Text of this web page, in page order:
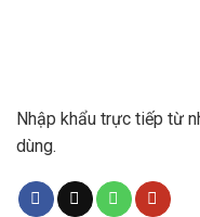
Nhập khẩu trực tiếp từ
dùng.